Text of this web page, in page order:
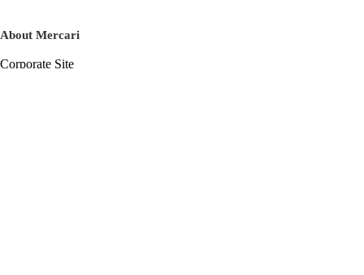
About Mercari
Corporate Site